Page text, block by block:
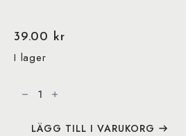
39.00 kr
I lager
Partyhat
mängdLÄGG TILL I VARUKORG